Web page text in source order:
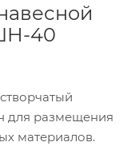
40
для размещения
материалов.